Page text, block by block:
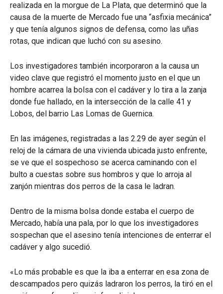
realizada en la morgue de La Plata, que determinó que la
causa de la muerte de Mercado fue una “asfixia mecánica”
y que tenía algunos signos de defensa, como las uñas
rotas, que indican que luchó con su asesino.
Los investigadores también incorporaron a la causa un
video clave que registró el momento justo en el que un
hombre acarrea la bolsa con el cadáver y lo tira a la zanja
donde fue hallado, en la intersección de la calle 41 y
Lobos, del barrio Las Lomas de Guernica.
En las imágenes, registradas a las 2.29 de ayer según el
reloj de la cámara de una vivienda ubicada justo enfrente,
se ve que el sospechoso se acerca caminando con el
bulto a cuestas sobre sus hombros y que lo arroja al
zanjón mientras dos perros de la casa le ladran.
Dentro de la misma bolsa donde estaba el cuerpo de
Mercado, había una pala, por lo que los investigadores
sospechan que el asesino tenía intenciones de enterrar el
cadáver y algo sucedió.
«Lo más probable es que la iba a enterrar en esa zona de
descampados pero quizás ladraron los perros, la tiró en el